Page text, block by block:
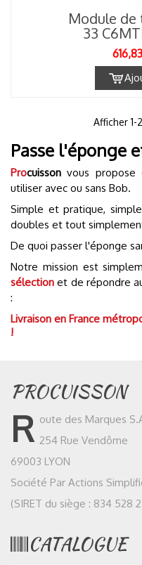
Module de
33
Afficher 1-
Passe l'éponge
Procuisson vous propose
utiliser avec ou sans Bob.
Simple et pratique,
doubles et tout
De quoi passer l'éponge
Notre mission est
sélection et de répondre
:
Livraison en France
!
PROCUISSON
R oute des Marques
254 Rue Vendôme
69003 LYON
Société Par Actions
(SIRET du siège : 834 528
CATALOGUE